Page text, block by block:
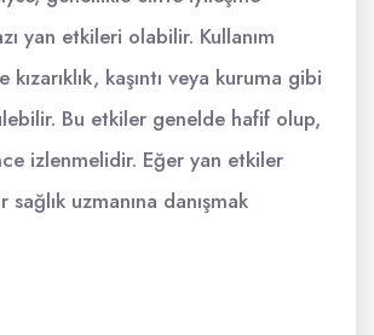
yan etkileri olabilir. Kullanım
kızarıklık, kaşıntı veya kuruma gibi
Bu etkiler genelde hafif olup,
izlenmelidir. Eğer yan etkiler
uzmanına danışmak